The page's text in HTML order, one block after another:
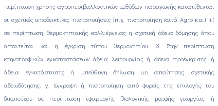
περίπτωση χρήσης αγροπεριβαλλοντικών μεθόδων παραγωγής κατατίθενται
οι σχετικές αποδεικτικές πιστοποιήσεις (π.χ. πιστοποίηση κατά Agro κ.α.) iii)
σε περίπτωση θερμοκηπιακής καλλιέργειας η σχετική άδεια δόμησης όπου
απαιτείται και η έγκριση τύπου θερμοκηπίου. β. Στην περίπτωση
κτηνοτροφικών εγκαταστάσεων άδεια λειτουργίας ή άδεια προέγκρισης ή
άδεια εγκατάστασης ή υπεύθυνη δήλωση μη απαίτησης σχετικής
αδειοδότησης. γ. Εγγραφή ή πιστοποίηση από φορείς της επιλογής του
δικαιούχου σε περίπτωση εφαρμογής βιολογικής μορφής γεωργίας ή